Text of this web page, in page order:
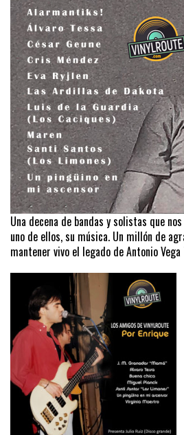
Una decena de bandas y solistas que
uno de ellos, su música. Un millón de
mantener vivo el legado de Antonio Vega